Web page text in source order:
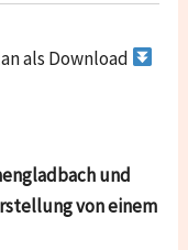
als Download
und
von einem